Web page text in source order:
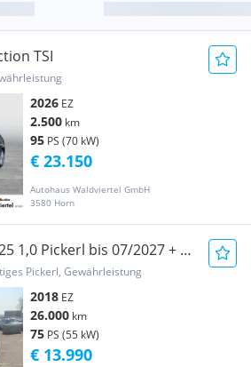
TSI
2026 EZ
2.500 km
95 PS (70 kW)
Autohaus Waldviertel GmbH
3580 Horn
€ 23.150
1,0 Pickerl bis 07/2027 + 4
Pickerl, Gewährleistung
2018 EZ
26.000 km
75 PS (55 kW)
€ 13.990